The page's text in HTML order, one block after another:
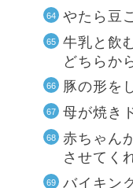
やたら豆
牛乳と飲
どちらか
豚の形を
母が焼き
赤ちゃん
させてく
バイキン